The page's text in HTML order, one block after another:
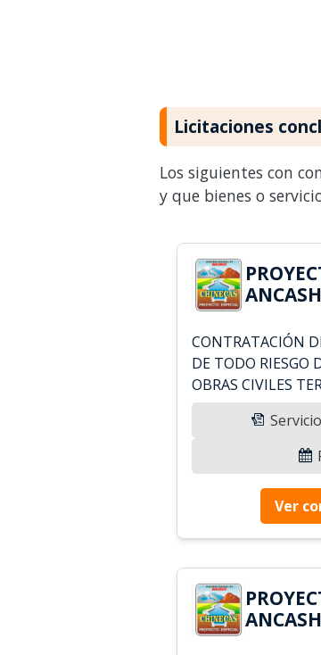
Licitaciones
Los siguientes con
y que bienes o
CONTRATACIÓN
DE TODO RIESGO
OBRAS CIVILES
Servicio
Ver